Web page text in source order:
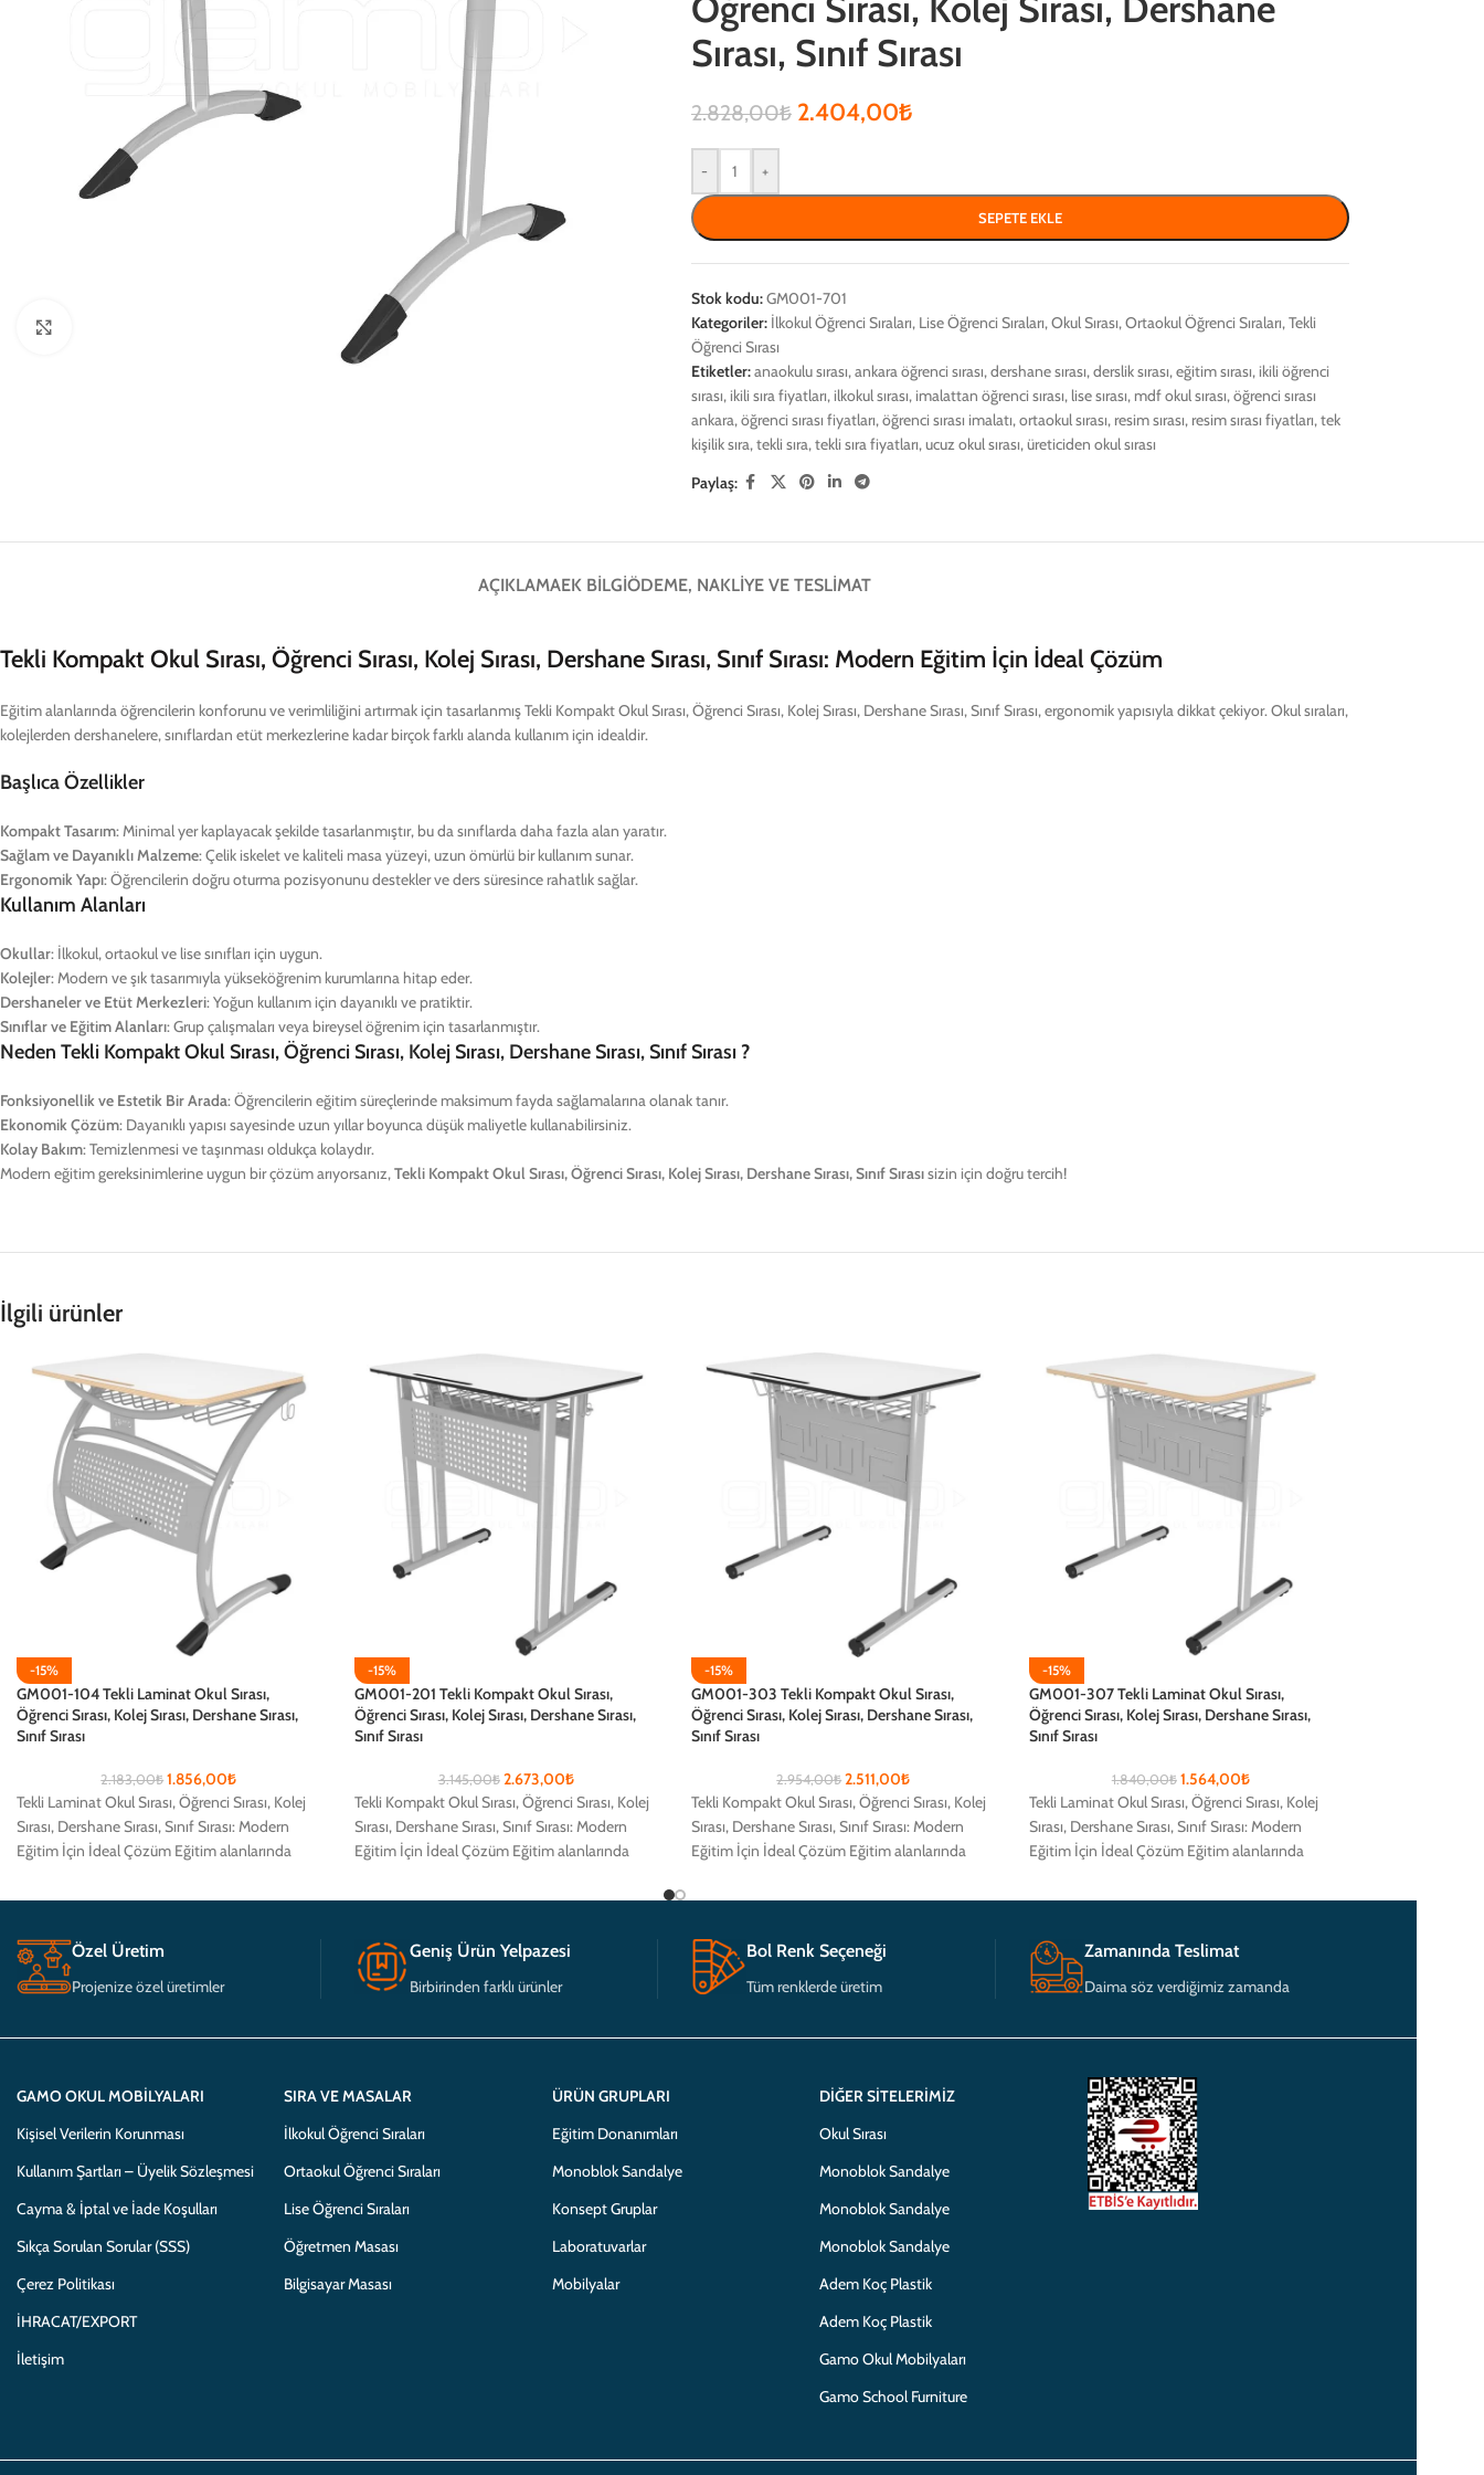
Sırası, Sınıf Sırası
2.828,00₺ 2.404,00₺
- +
SEPETE EKLE
Stok kodu:GM001-701
Kategoriler: İlkokul Öğrenci Sıraları, Lise Öğrenci Sıraları,Okul Sırası,Ortaokul Öğrenci Sıraları,Tekli
Öğrenci Sırası
Etiketler:anaokulu sırası,ankara öğrenci sırası,dershane sırası,derslik sırası,eğitim sırası, ikili öğrenci
sırası, ikili sıra fiyatları, ilkokul sırası, imalattan öğrenci sırası, lise sırası, mdf okul sırası,öğrenci sırası
ankara,öğrenci sırası fiyatları,öğrenci sırası imalatı,ortaokul sırası, resim sırası, resim sırası fiyatları,tek
kişilik sıra,tekli sıra,tekli sıra fiyatları,ucuz okul sırası,üreticiden okul sırası
Paylaş:
AÇIKLAMAEK BILGIÖDEME, NAKLIYE VE TESLIMAT
Tekli Kompakt Okul Sırası, Öğrenci Sırası, Kolej Sırası, Dershane Sırası, Sınıf Sırası: Modern Eğitim İçin İdeal Çözüm
Eğitim alanlarında öğrencilerin konforunu ve verimliliğini artırmak için tasarlanmış Tekli Kompakt Okul Sırası, Öğrenci Sırası, Kolej Sırası, Dershane Sırası, Sınıf Sırası, ergonomik yapısıyla dikkat çekiyor. Okul sıraları,
kolejlerden dershanelere, sınıflardan etüt merkezlerine kadar birçok farklı alanda kullanım için idealdir.
Başlıca Özellikler
Kompakt Tasarım: Minimal yer kaplayacak şekilde tasarlanmıştır, bu da sınıflarda daha fazla alan yaratır.
Sağlam ve Dayanıklı Malzeme: Çelik iskelet ve kaliteli masa yüzeyi, uzun ömürlü bir kullanım sunar.
Ergonomik Yapı: Öğrencilerin doğru oturma pozisyonunu destekler ve ders süresince rahatlık sağlar.
Kullanım Alanları
Okullar: İlkokul, ortaokul ve lise sınıfları için uygun.
Kolejler: Modern ve şık tasarımıyla yükseköğrenim kurumlarına hitap eder.
Dershaneler ve Etüt Merkezleri: Yoğun kullanım için dayanıklı ve pratiktir.
Sınıflar ve Eğitim Alanları: Grup çalışmaları veya bireysel öğrenim için tasarlanmıştır.
Neden Tekli Kompakt Okul Sırası, Öğrenci Sırası, Kolej Sırası, Dershane Sırası, Sınıf Sırası ?
Fonksiyonellik ve Estetik Bir Arada: Öğrencilerin eğitim süreçlerinde maksimum fayda sağlamalarına olanak tanır.
Ekonomik Çözüm: Dayanıklı yapısı sayesinde uzun yıllar boyunca düşük maliyetle kullanabilirsiniz.
Kolay Bakım: Temizlenmesi ve taşınması oldukça kolaydır.
Modern eğitim gereksinimlerine uygun bir çözüm arıyorsanız,Tekli Kompakt Okul Sırası, Öğrenci Sırası, Kolej Sırası, Dershane Sırası, Sınıf Sırasısizin için doğru tercih!
İlgili ürünler
-15%
GM001-104 Tekli Laminat Okul Sırası,
Öğrenci Sırası, Kolej Sırası, Dershane Sırası,
Sınıf Sırası
2.183,00₺ 1.856,00₺
Tekli Laminat Okul Sırası, Öğrenci Sırası, Kolej
Sırası, Dershane Sırası, Sınıf Sırası: Modern
Eğitim İçin İdeal Çözüm Eğitim alanlarında
-15%
GM001-201 Tekli Kompakt Okul Sırası,
Öğrenci Sırası, Kolej Sırası, Dershane Sırası,
Sınıf Sırası
3.145,00₺ 2.673,00₺
Tekli Kompakt Okul Sırası, Öğrenci Sırası, Kolej
Sırası, Dershane Sırası, Sınıf Sırası: Modern
Eğitim İçin İdeal Çözüm Eğitim alanlarında
-15%
GM001-303 Tekli Kompakt Okul Sırası,
Öğrenci Sırası, Kolej Sırası, Dershane Sırası,
Sınıf Sırası
2.954,00₺ 2.511,00₺
Tekli Kompakt Okul Sırası, Öğrenci Sırası, Kolej
Sırası, Dershane Sırası, Sınıf Sırası: Modern
Eğitim İçin İdeal Çözüm Eğitim alanlarında
-15%
GM001-307 Tekli Laminat Okul Sırası,
Öğrenci Sırası, Kolej Sırası, Dershane Sırası,
Sınıf Sırası
1.840,00₺ 1.564,00₺
Tekli Laminat Okul Sırası, Öğrenci Sırası, Kolej
Sırası, Dershane Sırası, Sınıf Sırası: Modern
Eğitim İçin İdeal Çözüm Eğitim alanlarında
Özel Üretim
Projenize özel üretimler
Geniş Ürün Yelpazesi
Birbirinden farklı ürünler
Bol Renk Seçeneği
Tüm renklerde üretim
Zamanında Teslimat
Daima söz verdiğimiz zamanda
GAMO OKUL MOBILYALARI
Kişisel Verilerin Korunması
Kullanım Şartları – Üyelik Sözleşmesi
Cayma & İptal ve İade Koşulları
Sıkça Sorulan Sorular (SSS)
Çerez Politikası
İHRACAT/EXPORT
İletişim
SIRA VE MASALAR
İlkokul Öğrenci Sıraları
Ortaokul Öğrenci Sıraları
Lise Öğrenci Sıraları
Öğretmen Masası
Bilgisayar Masası
ÜRÜN GRUPLARI
Eğitim Donanımları
Monoblok Sandalye
Konsept Gruplar
Laboratuvarlar
Mobilyalar
DIĞER SITELERIMIZ
Okul Sırası
Monoblok Sandalye
Monoblok Sandalye
Monoblok Sandalye
Adem Koç Plastik
Adem Koç Plastik
Gamo Okul Mobilyaları
Gamo School Furniture